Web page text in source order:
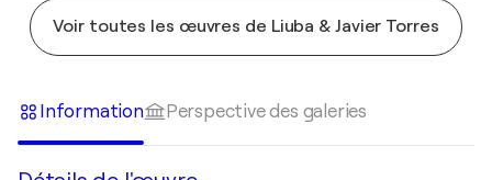
Voir toutes les œuvres de Liuba & Javier Torres
Information Perspective des galeries